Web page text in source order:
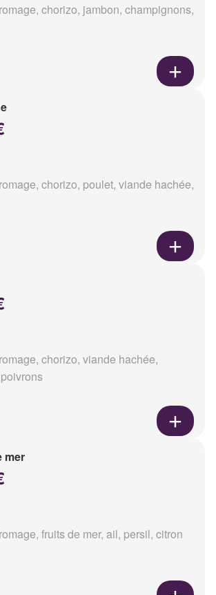
chorizo, jambon, champignons,
chorizo, poulet, viande hachée,
chorizo, viande hachée,
mer
fruits de mer, ail, persil, citron